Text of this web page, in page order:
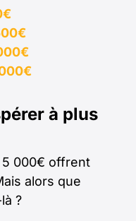
à plus
5 000€ offrent
alors que
?